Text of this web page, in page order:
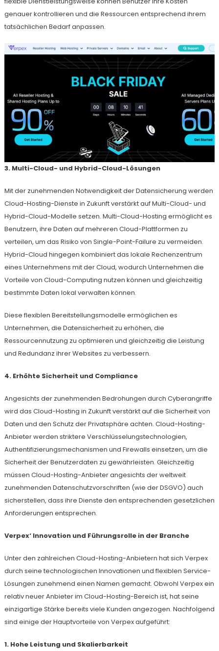
genauer kontrollieren und die Ressourcen entsprechend ihrem
tatsächlichen Bedarf anpassen.
3. Multi-Cloud- und Hybrid-Cloud-Lösungen
Mit der zunehmenden Notwendigkeit der Datensicherung werden
Cloud-Hosting-Dienste in Zukunft verstärkt auf Multi-Cloud- und
Hybrid-Cloud-Modelle setzen. Multi-Cloud-Hosting ermöglicht es
Benutzern, ihre Daten auf mehreren Cloud-Plattformen zu
verteilen, um das Risiko von Single-Point-Failure zu vermeiden.
Hybrid-Cloud hingegen kombiniert das lokale Rechenzentrum
eines Unternehmens mit der Cloud, wodurch Unternehmen die
Vorteile von Cloud-Computing nutzen können und gleichzeitig
bestimmte Daten lokal verwalten können.
Diese flexiblen Bereitstellungsmodelle ermöglichen es
Unternehmen, die Datensicherheit zu erhöhen, die
Ressourcennutzung zu optimieren und gleichzeitig die Leistung
und Redundanz ihrer Websites zu verbessern.
4. Erhöhte Sicherheit und Compliance
Angesichts der zunehmenden Bedrohungen durch Cyberangriffe
wird das Cloud-Hosting in Zukunft verstärkt auf die Sicherheit von
Daten und den Schutz der Privatsphäre achten. Cloud-Hosting-
Anbieter werden striktere Verschlüsselungstechnologien,
Authentifizierungsmechanismen und Firewalls einsetzen, um die
Sicherheit der Benutzerdaten zu gewährleisten. Gleichzeitig
müssen Cloud-Hosting-Anbieter angesichts der weltweit
zunehmenden Datenschutzvorschriften (wie der DSGVO) auch
sicherstellen, dass ihre Dienste den entsprechenden gesetzlichen
Anforderungen entsprechen.
Verpex‘ Innovation und Führungsrolle in der Branche
Unter den zahlreichen Cloud-Hosting-Anbietern hat sich Verpex
durch seine technologischen Innovationen und flexiblen Service-
Lösungen zunehmend einen Namen gemacht. Obwohl Verpex ein
relativ neuer Anbieter im Cloud-Hosting-Bereich ist, hat seine
einzigartige Stärke bereits viele Kunden angezogen. Nachfolgend
sind einige der Hauptvorteile von Verpex aufgeführt:
1. Hohe Leistung und Skalierbarkeit